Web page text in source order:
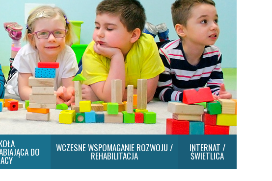
DO WCZESNE WSPOMAGANIE ROZWOJU /
REHABILITACJA
INTERNAT /
ŚWIETLICA